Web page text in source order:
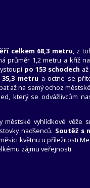
celkem 68,3 metru, z
průměr 1,2 metru a kříž
po 153 schodech
metru a octne se
až na samý ochoz
který se odvážlivcům
městské vyhlídkové věže
nadšenců. Soutěž s
květnu u příležitosti
zájmu veřejnosti.